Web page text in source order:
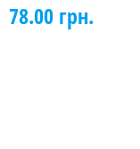
78.00 грн.